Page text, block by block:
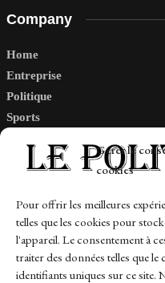
Gérer le
cookies
Pour offrir les meilleures
telles que les cookies pour
l'appareil. Le consentement à
traiter des données telles que
identifiants uniques sur ce site.
Company
Home
Entreprise
Politique
Sports
Links
Contact